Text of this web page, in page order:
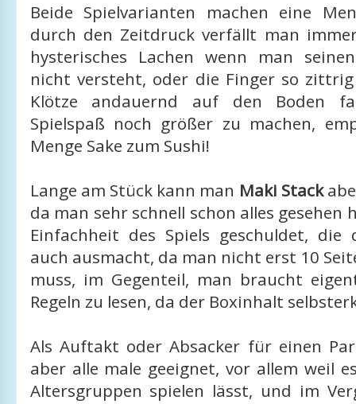
Beide Spielvarianten machen eine
durch den Zeitdruck verfällt man
hysterisches Lachen wenn man
nicht versteht, oder die Finger so
Klötze andauernd auf den Boden
Spielspaß noch größer zu machen,
Menge Sake zum Sushi!
Lange am Stück kann man Maki Stack
da man sehr schnell schon alles gesehen
Einfachheit des Spiels geschuldet, die
auch ausmacht, da man nicht erst 10
muss, im Gegenteil, man braucht
Regeln zu lesen, da der Boxinhalt
Als Auftakt oder Absacker für einen
aber alle male geeignet, vor allem weil
Altersgruppen spielen lässt, und im